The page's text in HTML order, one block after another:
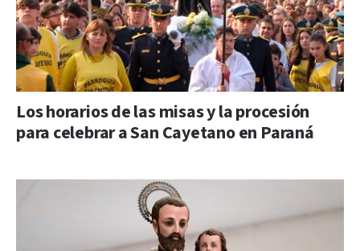
Los horarios de las misas y la procesión
para celebrar a San Cayetano en Paraná